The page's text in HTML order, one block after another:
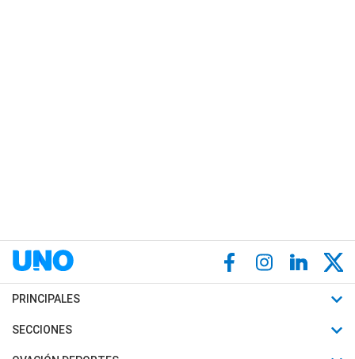
PRINCIPALES
Últimas Noticias
Política
SECCIONES